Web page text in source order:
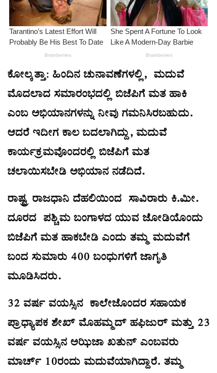
ಕೋಲ್ಕತ್ತಾ: ಹಿಂದಿನ ಚುನಾವಣೆಗಳಲ್ಲಿ, ಮದುವೆ
ಮೊದಲಾದ ಸಮಾರಂಭದಲ್ಲಿ ಬಿಜೆಪಿಗೆ ಮತ ಹಾಕಿ
ಎಂಬ ಅಭಿಯಾನಗಳನ್ನು ನೀವು ಗಮನಿಸಿರಬಹುದು.
ಆದರೆ ಇದೀಗ ಕಾಲ ಬದಲಾಗಿದ್ದು, ಮದುವೆ
ಕಾರ್ಯಕ್ರಮವೊಂದರಲ್ಲಿ ಬಿಜೆಪಿಗೆ ಮತ
ಚಲಾಯಿಸಬೇಡಿ ಅಭಿಯಾನ ನಡೆದಿದೆ.
ರಾಷ್ಟ್ರ ರಾಜಧಾನಿ ದೆಹಲಿಯಿಂದ ಸಾವಿರಾರು ಕಿ.ಮೀ.
ದೂರದ ಪಶ್ಚಿಮ ಬಂಗಾಳದ ಯುವ ಜೋಡಿಯೊಂದು
ಬಿಜೆಪಿಗೆ ಮತ ಹಾಕಬೇಡಿ ಎಂದು ತಮ್ಮ ಮದುವೆಗೆ
ಬಂದ ಸುಮಾರು 400 ಬಂಧುಗಳಿಗೆ ಜಾಗೃತಿ
ಮೂಡಿಸಿದರು.
32 ವರ್ಷ ವಯಸ್ಸಿನ ಕಾಲೇಜೊಂದರ ಸಹಾಯಕ
ಪ್ರಾಧ್ಯಾಪಕ ಶೇಖ್ ಮೊಹಮ್ಮದ್ ಹಫಿಜುರ್ ಮತ್ತು 23
ವರ್ಷ ವಯಸ್ಸಿನ ಅಝಿಜಾ ಖತುನ್ ಎಂಬವರು
ಮಾರ್ಚ್ 10ರಂದು ಮದುವೆಯಾಗಿದ್ದಾರೆ. ತಮ್ಮ